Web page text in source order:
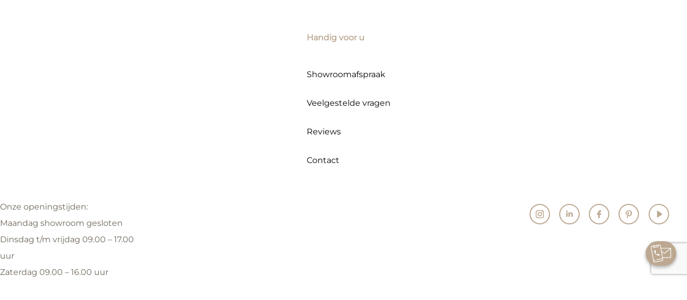
Handig voor u
Showroomafspraak
Veelgestelde vragen
Reviews
Contact
Onze openingstijden:
Maandag showroom gesloten
Dinsdag t/m vrijdag 09.00 – 17.00
uur
Zaterdag 09.00 – 16.00 uur